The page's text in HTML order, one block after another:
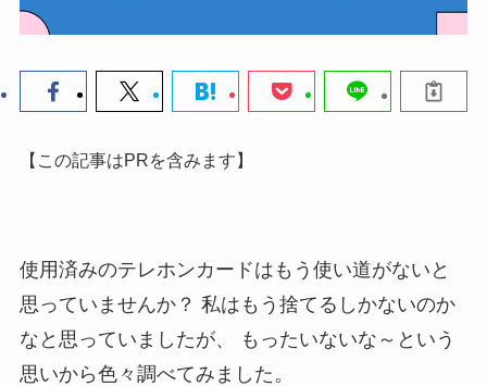
【この記事はPRを含みます】
使用済みのテレホンカードはもう使い道がないと
思っていませんか？ 私はもう捨てるしかないのか
なと思っていましたが、
もったいないな～という
思いから色々調べてみました。